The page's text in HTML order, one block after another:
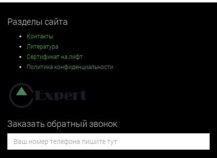
Разделы сайта
Контакты
Литература
Сертификат на лифт
Политика конфиденциальности
Заказать обратный звонок